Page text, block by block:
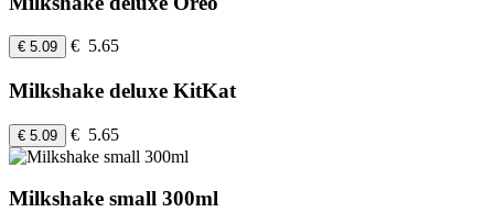
€ 5.09 € 5.65
Milkshake deluxe KitKat
€ 5.09 € 5.65
Milkshake small 300ml